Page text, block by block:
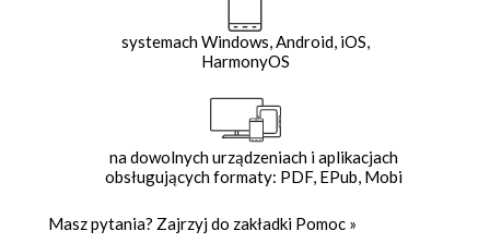
systemach Windows, Android, iOS,
HarmonyOS
na dowolnych urządzeniach i aplikacjach
obsługujących formaty: PDF, EPub, Mobi
Masz pytania? Zajrzyj do zakładki Pomoc »